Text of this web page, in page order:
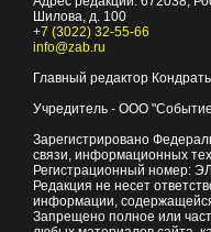
Шилова, д. 100
+7 (3022) 32-55-66
info@zab.ru
Главный редактор
Учредитель - ООО
Зарегистрировано
связи, информационных
Регистрационный номер:
Редакция не несет
информации,
Запрещено полное или